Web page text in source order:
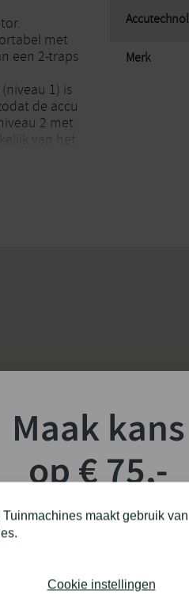
met
een 2-traps
1) is
de accu
2 met
van het
en een
Merk
Tuinmachines maakt gebruik van
Cookie instellingen
Maak kans
op € 75,-